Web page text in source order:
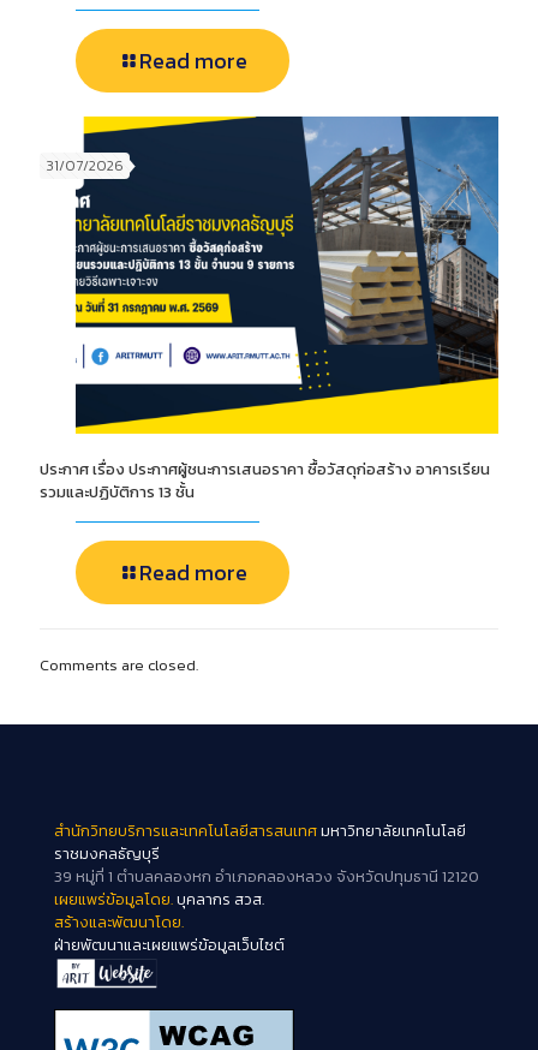
Read more
31/07/2026
ประกาศ เรื่อง ประกาศผู้ชนะการเสนอราคา ซื้อวัสดุก่อสร้าง อาคารเรียน
รวมและปฏิบัติการ 13 ชั้น
Read more
Comments are closed.
สำนักวิทยบริการและเทคโนโลยีสารสนเทศมหาวิทยาลัยเทคโนโลยี
ราชมงคลธัญบุรี
39 หมู่ที่ 1 ตำบลคลองหก อำเภอคลองหลวง จังหวัดปทุมธานี 12120
เผยแพร่ข้อมูลโดย.บุคลากร สวส.
สร้างและพัฒนาโดย.
ฝ่ายพัฒนาและเผยแพร่ข้อมูลเว็บไซต์